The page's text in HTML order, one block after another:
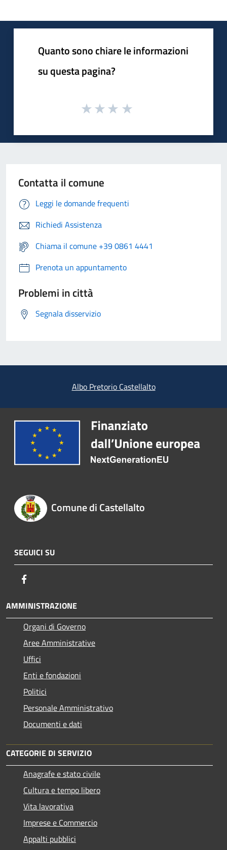
Quanto sono chiare le informazioni
su questa pagina?
Contatta il comune
Leggi le domande frequenti
Richiedi Assistenza
Chiama il comune +39 0861 4441
Prenota un appuntamento
Problemi in città
Segnala disservizio
Albo Pretorio Castellalto
Comune di Castellalto
SEGUICI SU
AMMINISTRAZIONE
Organi di Governo
Aree Amministrative
Uffici
Enti e fondazioni
Politici
Personale Amministrativo
Documenti e dati
CATEGORIE DI SERVIZIO
Anagrafe e stato civile
Cultura e tempo libero
Vita lavorativa
Imprese e Commercio
Appalti pubblici